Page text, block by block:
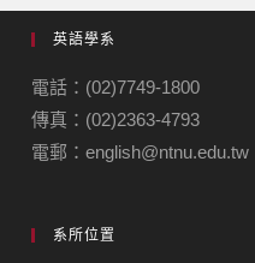
英語學系
電話：(02)7749-1800
傳真：(02)2363-4793
電郵：english@ntnu.edu.tw
系所位置